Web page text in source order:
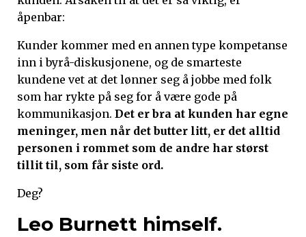
åpenbar:
Kunder kommer med en annen type kompetanse
inn i byrå-diskusjonene, og de smarteste
kundene vet at det lønner seg å jobbe med folk
som har rykte på seg for å være gode på
kommunikasjon. Det er bra at kunden har egne
meninger, men når det butter litt, er det alltid
personen i rommet som de andre har størst
tillit til, som får siste ord.
Deg?
Leo Burnett himself.